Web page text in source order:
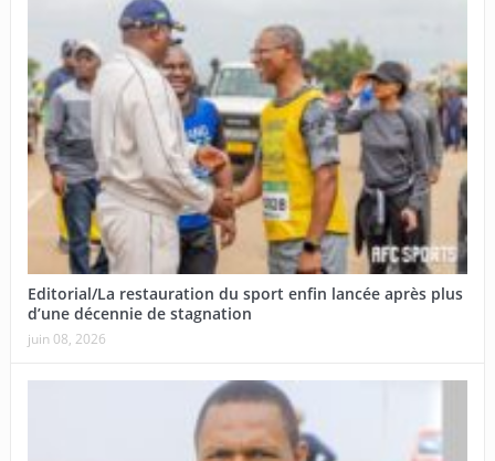
Editorial/La restauration du sport enfin lancée après plus
d’une décennie de stagnation
juin 08, 2026